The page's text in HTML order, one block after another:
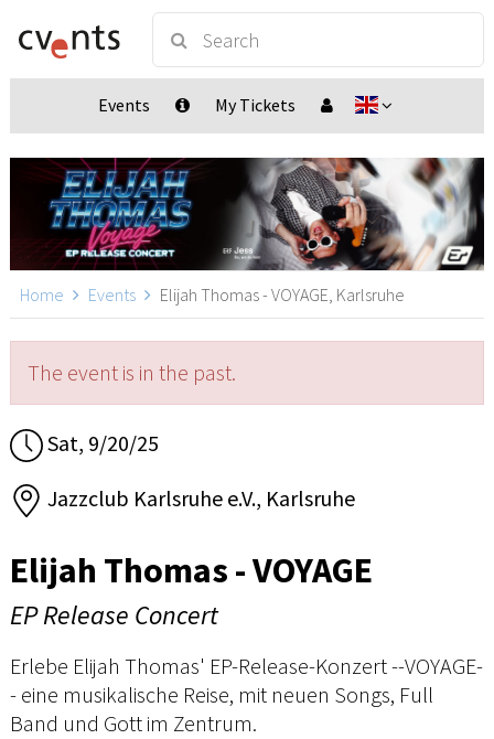
Events My Tickets
Home Events Elijah Thomas - VOYAGE, Karlsruhe
The event is in the past.
Sat, 9/20/25
Jazzclub Karlsruhe e.V., Karlsruhe
Elijah Thomas - VOYAGE
EP Release Concert
Erlebe Elijah Thomas' EP-Release-Konzert --VOYAGE-
- eine musikalische Reise, mit neuen Songs, Full
Band und Gott im Zentrum.